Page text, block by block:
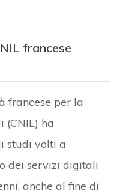
francese
francese per la
(CNIL) ha
studi volti a
dei servizi digitali
anche al fine di